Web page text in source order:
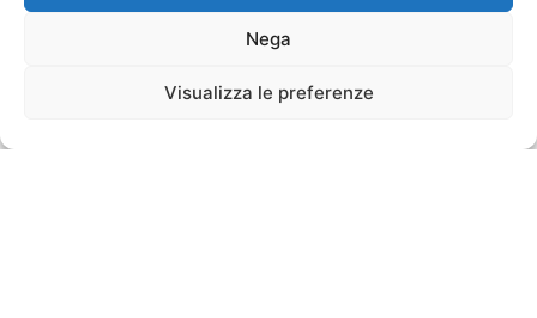
Nega
Visualizza le preferenze